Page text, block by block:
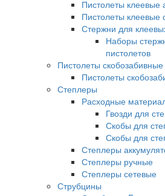
Пистолеты клеевые
Пистолеты клеевые
Стержни для
Наборы
пистолетов
Пистолеты скобозабивные
Пистолеты
Степлеры
Расходные
Гвозди для
Скобы для
Скобы для
Степлеры
Степлеры ручные
Степлеры сетевые
Струбцины